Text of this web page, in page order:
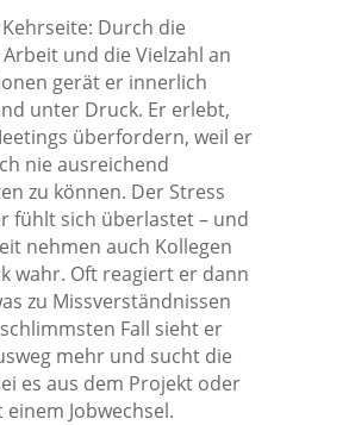
Durch die
und die Vielzahl an
gerät er innerlich
unter Druck. Er erlebt,
überfordern, weil er
nie ausreichend
zu können. Der Stress
fühlt sich überlastet – und
nehmen auch Kollegen
wahr. Oft reagiert er dann
zu Missverständnissen
Fall sieht er
mehr und sucht die
es aus dem Projekt oder
Jobwechsel.